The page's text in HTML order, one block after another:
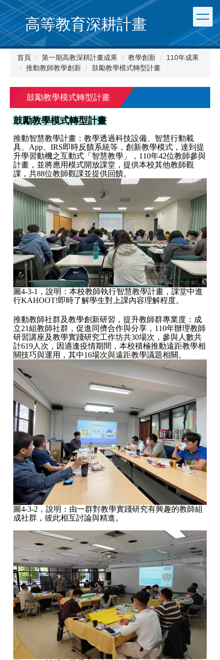
跳
到
主
要
內
高等教育深耕計畫
首頁 第一期高教深耕計畫成果 教學創新
110年成果
推動教師教學創新
鼓勵教學模式轉型計畫
鼓勵教學模式轉型計畫
鼓勵教學模式轉型計畫
推動智慧教學計畫：教學透過科技設備、智慧行動載
具、App、IRS即時反饋系統等，創新教學模式，達到提
升學習動機之互動式「智慧教學」，110年42位教師參與
計畫，並將應用模式開放課堂，提供本校其他教師觀
課，共88位教師觀課並提供回饋。
圖4-3-1，說明：本校教師執行智慧教學計畫，課堂中進
行KAHOOT!即時了解學生對上課內容理解程度。
推動教師社群及教學創新研習，提升教師群專業度：成
立21組教師社群，促進同儕合作與分享，110年辦理教師
研習講座及教學實踐研究工作坊共30場次，參與人數共
計619人次，因適逢疫情期間，本校積極推動遠距教學相
關技巧與運用，其中16場次與遠距教學議題相關。
圖4-3-2，說明：由一群對教學實踐研究有興趣的教師組
成社群，彼此相互討論與精進。